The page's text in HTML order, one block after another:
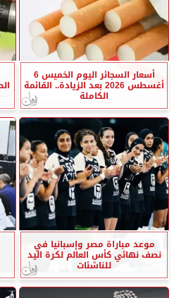
أسعار السجائر اليوم الخميس 6
أغسطس 2026 بعد الزيادة.. القائمة
الكاملة
موعد مباراة مصر وإسبانيا في
نصف نهائي كأس العالم لكرة اليد
للناشئات